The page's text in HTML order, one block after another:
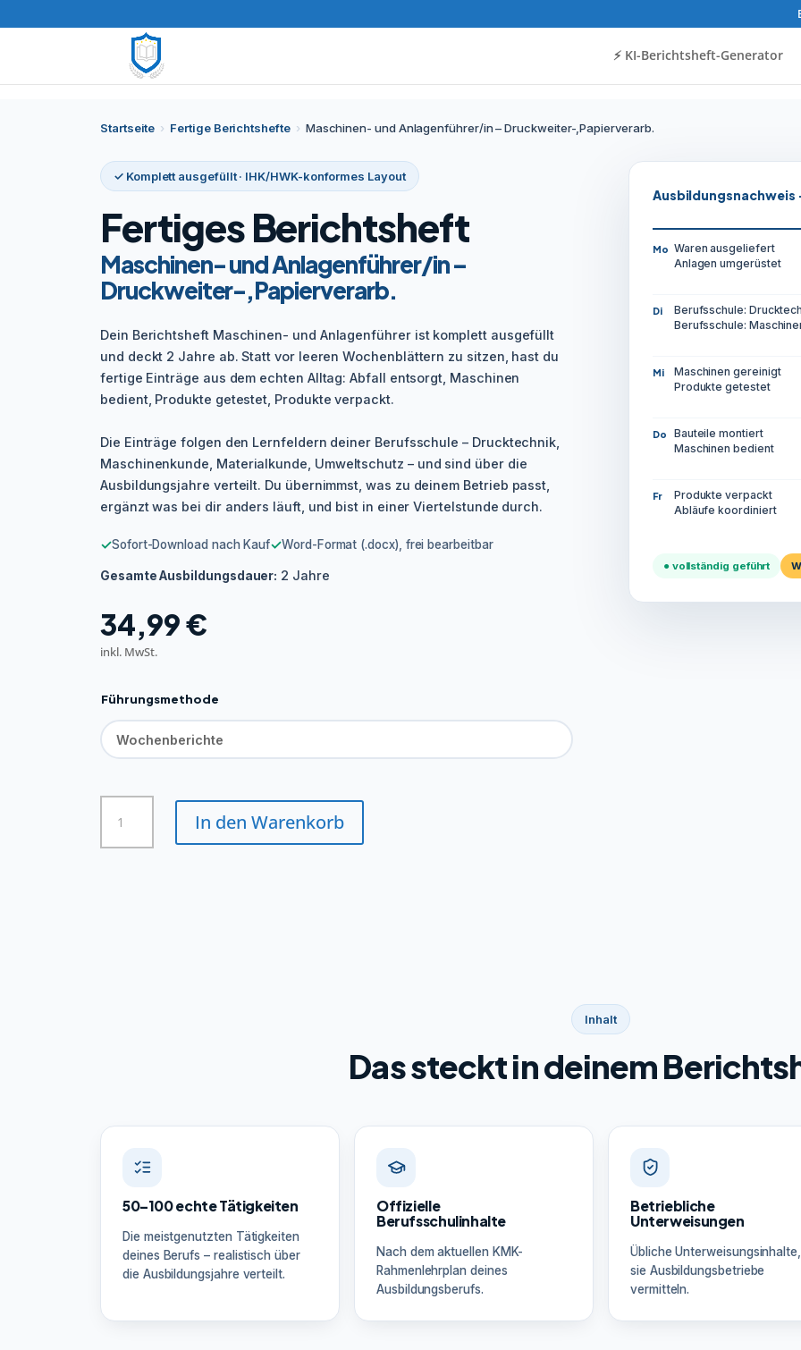
⚡️ KI-Berichtsheft-Generator
Startseite › Fertige Berichtshefte › Maschinen- und Anlagenführer/in – Druckweiter-,Papierverarb.
✓ Komplett ausgefüllt · IHK/HWK-konformes Layout
Fertiges Berichtsheft
Maschinen- und Anlagenführer/in –
Druckweiter-,Papierverarb.
Dein Berichtsheft Maschinen- und Anlagenführer ist komplett ausgefüllt
und deckt 2 Jahre ab. Statt vor leeren Wochenblättern zu sitzen, hast du
fertige Einträge aus dem echten Alltag: Abfall entsorgt, Maschinen
bedient, Produkte getestet, Produkte verpackt.
Die Einträge folgen den Lernfeldern deiner Berufsschule – Drucktechnik,
Maschinenkunde, Materialkunde, Umweltschutz – und sind über die
Ausbildungsjahre verteilt. Du übernimmst, was zu deinem Betrieb passt,
ergänzt was bei dir anders läuft, und bist in einer Viertelstunde durch.
✓Sofort-Download nach Kauf✓Word-Format (.docx), frei bearbeitbar
Gesamte Ausbildungsdauer: 2 Jahre
34,99€
inkl. MwSt.
Führungsmethode
und
Anlagenführer/in
In den Warenkorb
Ausbildungsnachweis
Mo Waren ausgeliefert
Anlagen umgerüstet
Di
Berufsschule:
Berufsschule:
Mi
Maschinen gereinigt
Produkte getestet
Do
Bauteile montiert
Maschinen bedient
Fr
Produkte verpackt
Abläufe koordiniert
● vollständig geführt
Inhalt
Das steckt in deinem
50–100 echte Tätigkeiten
Die meistgenutzten Tätigkeiten
deines Berufs – realistisch über
die Ausbildungsjahre verteilt.
Offizielle
Berufsschulinhalte
Nach dem aktuellen KMK-
Rahmenlehrplan deines
Ausbildungsberufs.
Betriebliche
Unterweisungen
Übliche
sie Ausbildungsbetriebe
vermitteln.